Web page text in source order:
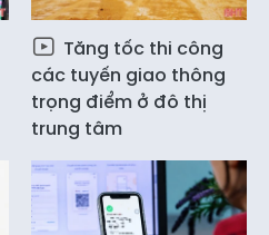
Tăng tốc thi công
các tuyến giao thông
trọng điểm ở đô thị
trung tâm